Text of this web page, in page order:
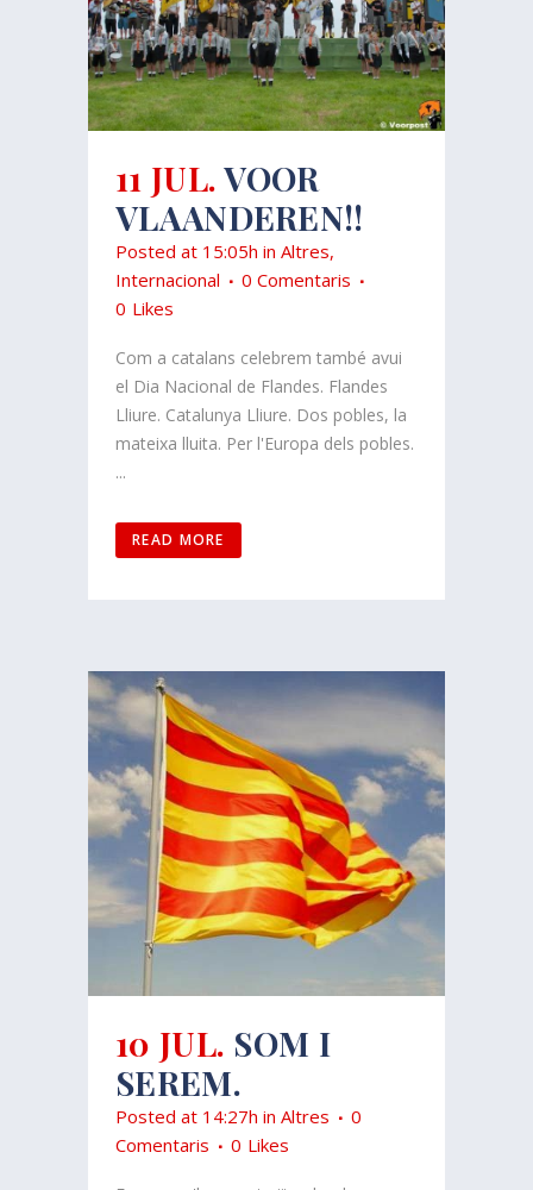
11 JUL. VOOR
VLAANDEREN!!
Posted at 15:05h in Altres,
Internacional
0 Comentaris
0 Likes
Com a catalans celebrem també avui
el Dia Nacional de Flandes. Flandes
Lliure. Catalunya Lliure. Dos pobles, la
mateixa lluita. Per l'Europa dels pobles.
...
READ MORE
10 JUL. SOM I
SEREM.
Posted at 14:27h in Altres
0
Comentaris
0 Likes